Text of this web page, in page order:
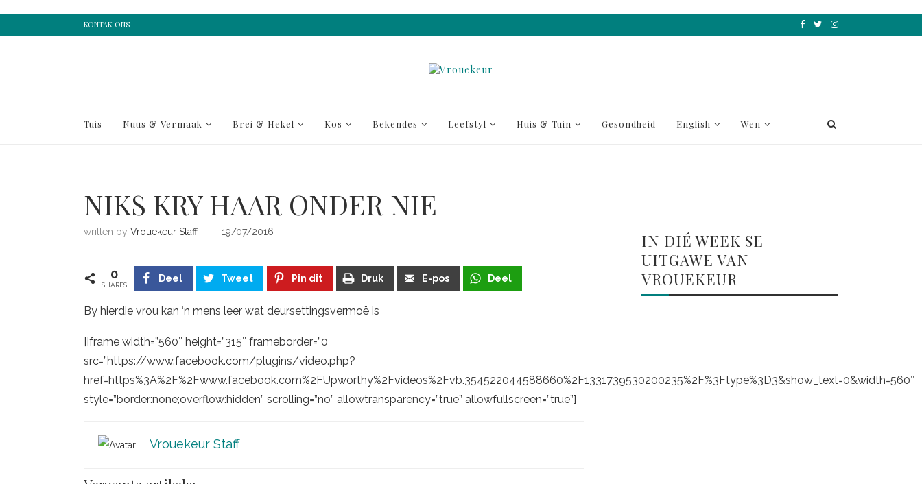
KONTAK ONS
Tuis Nuus & Vermaak Brei & Hekel Kos Bekendes Leefstyl Huis & Tuin Gesondheid English Wen
NIKS KRY HAAR ONDER NIE
written by Vrouekeur Staff 19/07/2016
0
SHARES
Deel Tweet Pin dit Druk E-pos Deel
By hierdie vrou kan ‘n mens leer wat deursettingsvermoë is
[iframe width=”560″ height=”315″ frameborder=”0″
src=”https://www.facebook.com/plugins/video.php?
href=https%3A%2F%2Fwww.facebook.com%2FUpworthy%2Fvideos%2Fvb.354522044588660%2F1331739530200235%2F%3Ftype%3D3&show_text=0&width=560″
style=”border:none;overflow:hidden” scrolling=”no” allowtransparency=”true” allowfullscreen=”true”]
Vrouekeur Staff
IN DIÉ WEEK SE
UITGAWE VAN
VROUEKEUR